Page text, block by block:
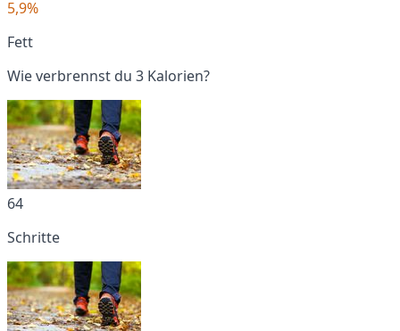
5,9%
Fett
Wie verbrennst du 3 Kalorien?
64
Schritte